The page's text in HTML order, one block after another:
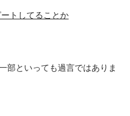
トしてることか
部といっても過言ではありま